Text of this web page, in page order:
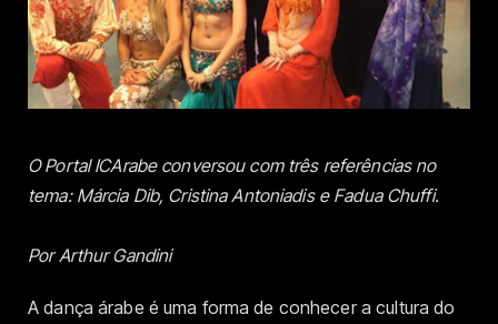
O Portal ICArabe conversou com três referências no
tema: Márcia Dib, Cristina Antoniadis e Fadua Chuffi.
Por Arthur Gandini
A dança árabe é uma forma de conhecer a cultura do